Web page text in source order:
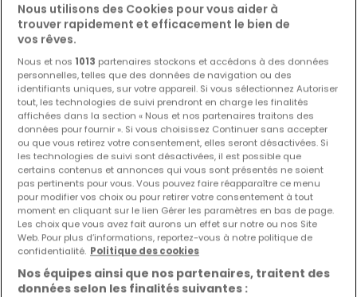
Lotissement « MONDERCANGE 2207 LK »
Mondercange
De1 098 000 €à1 528 000 €
Nous utilisons des Cookies pour vous aider à
trouver rapidement et efficacement le bien de
vos rêves.
Nous et nos 1013 partenaires stockons et accédons à des données
personnelles, telles que des données de navigation ou des
identifiants uniques, sur votre appareil. Si vous sélectionnez Autoriser
tout, les technologies de suivi prendront en charge les finalités
affichées dans la section « Nous et nos partenaires traitons des
données pour fournir ». Si vous choisissez Continuer sans accepter
ou que vous retirez votre consentement, elles seront désactivées. Si
les technologies de suivi sont désactivées, il est possible que
certains contenus et annonces qui vous sont présentés ne soient
pas pertinents pour vous. Vous pouvez faire réapparaître ce menu
pour modifier vos choix ou pour retirer votre consentement à tout
moment en cliquant sur le lien Gérer les paramètres en bas de page.
Les choix que vous avez fait aurons un effet sur notre ou nos Site
Web. Pour plus d’informations, reportez-vous à notre politique de
confidentialité. Politique des cookies
Nos équipes ainsi que nos partenaires, traitent des
données selon les finalités suivantes :